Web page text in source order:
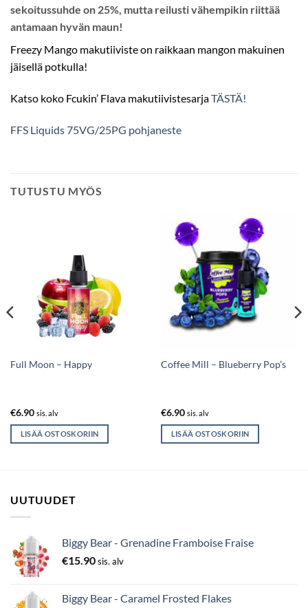
sekoitussuhde on 25%, mutta reilusti vähempikin riittää
antamaan hyvän maun!
Freezy Mango makutiiviste on raikkaan mangon makuinen
jäisellä potkulla!
Katso koko Fcukin’ Flava makutiivistesarjaTÄSTÄ!
FFS Liquids 75VG/25PG pohjaneste
TUTUSTU MYÖS
Full Moon – Happy
€6.90 sis. alv
LISÄÄ OSTOSKORIIN
Coffee Mill – Blueberry Pop’s
€6.90 sis. alv
LISÄÄ OSTOSKORIIN
UUTUUDET
Biggy Bear - Grenadine Framboise Fraise
€15.90sis. alv
Biggy Bear - Caramel Frosted Flakes